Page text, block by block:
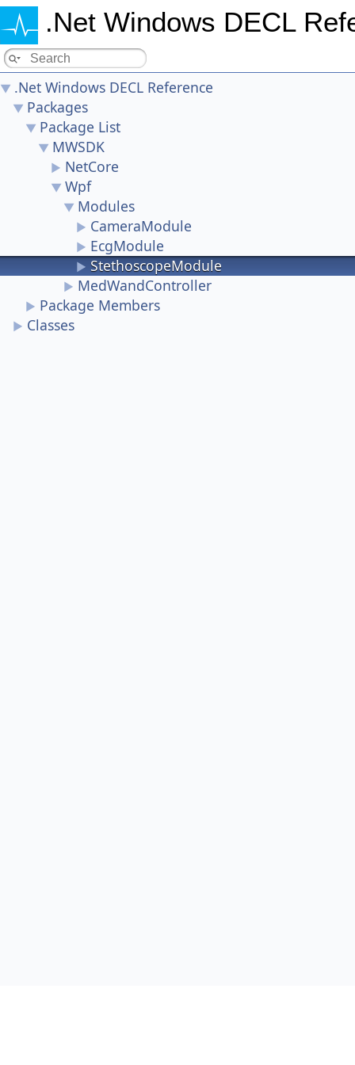
.Net Windows DECL
▼ .Net Windows DECL Reference
▼ Packages
▼ Package List
▼ MWSDK
► NetCore
▼ Wpf
▼ Modules
► CameraModule
► EcgModule
► StethoscopeModule
► MedWandController
► Package Members
► Classes